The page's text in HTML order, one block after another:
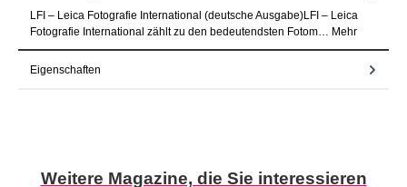
LFI – Leica Fotografie International (deutsche Ausgabe)LFI – Leica
Fotografie International zählt zu den bedeutendsten Fotom… Mehr
Eigenschaften
Produktgalerie überspringen
Weitere Magazine, die Sie interessieren